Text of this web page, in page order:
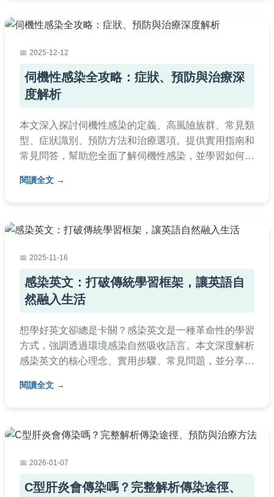
2025-12-12
伺機性感染全攻略：症狀、預防與治療深
度解析
本文深入探討伺機性感染的定義、高風險族群、常見類
型、症狀識別、預防方法和治療選項。提供實用指南和
常見問答，幫助您全面了解伺機性感染，並學習如何保
確保真實可靠。
閱讀全文
2025-11-16
感染英文：打破傳統學習框架，讓英語自
然融入生活
想學好英文卻總是卡關？感染英文是一種革命性的學習
方式，強調透過環境感染自然吸收語言。本文深度解析
感染英文的核心理念、實用步驟、常見問題，並分享個
容包含具體學習資源、時間安排建議，以及如何避免常
閱讀全文
2026-01-07
C型肝炎會傳染嗎？完整解析傳染途徑、